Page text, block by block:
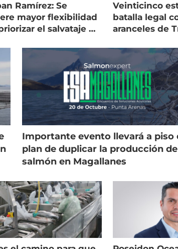
Ramírez: Se
mayor flexibilidad
el salvataje de
Veinticinco
batalla legal
aranceles de
Importante evento llevará a piso
plan de duplicar la producción de
salmón en Magallanes